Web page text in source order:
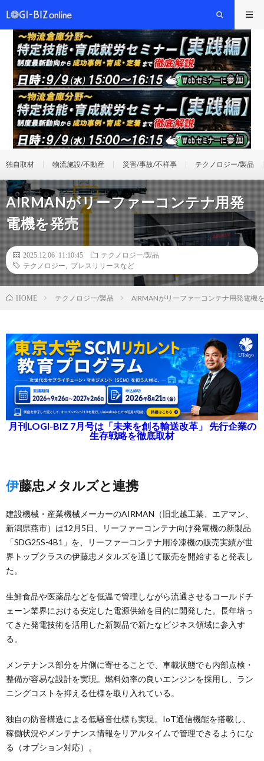
独自取材 物流施設/不動産 災害/事故/不祥事 テクノロジー/製品
AIRMANがリーファーコンテナ用発
電機を発売
2025.12.06 11:10:45
テクノロジー/製品
テクノロジー
プレスリリースなど
HOME テクノロジー/製品 AIRMANがリーファーコンテナ用発電機
月刊LOGI-BIZ 7月号は「未来を創る輸送改革」 先行企業の
生存戦略を徹底取材
伊藤忠メタルズと連携
建設機械・産業機械メーカーのAIRMAN（旧北越工業、エアマン、
新潟県燕市）は12月5日、リーファーコンテナ向け発電機の新製品
「SDG25S-4B1」を、リーファーコンテナ用冷凍機の販売実績が世
界トップクラスの伊藤忠メタルズを通じて販売を開始すると発表し
た。
生鮮食品や医薬品などを低温で管理しながら流通させるコールドチ
ェーン業界における安定した電源供給を目的に開発した。長年培っ
てきた発電技術を活用した新製品で新たなビジネス領域に参入す
る。
メンテナンス部分を片側に寄せることで、車載状態でも内部点検・
整備が容易な設計を実現。燃料効率の良いエンジンを採用し、ラン
ニングコストを抑える仕様を取り入れている。
独自の防音構造による低騒音仕様も実現。IoT通信機能を搭載し、
稼働状況やメンテナンス情報をリアルタイムで管理できるようにな
る（オプション対応）。